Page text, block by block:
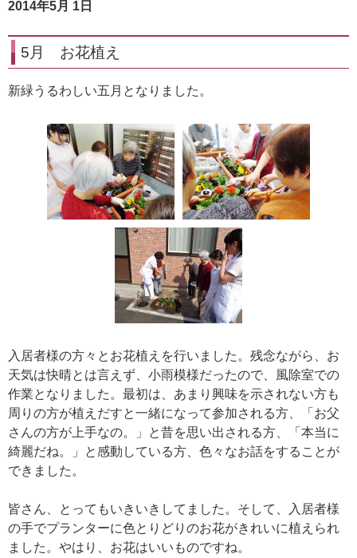
2014年5月 1日
5月 お花植え
新緑うるわしい五月となりました。
入居者様の方々とお花植えを行いました。残念ながら、お
天気は快晴とは言えず、小雨模様だったので、風除室での
作業となりました。最初は、あまり興味を示されない方も
周りの方が植えだすと一緒になって参加される方、「お父
さんの方が上手なの。」と昔を思い出される方、「本当に
綺麗だね。」と感動している方、色々なお話をすることが
できました。
皆さん、とってもいきいきしてました。そして、入居者様
の手でプランターに色とりどりのお花がきれいに植えられ
ました。やはり、お花はいいものですね。